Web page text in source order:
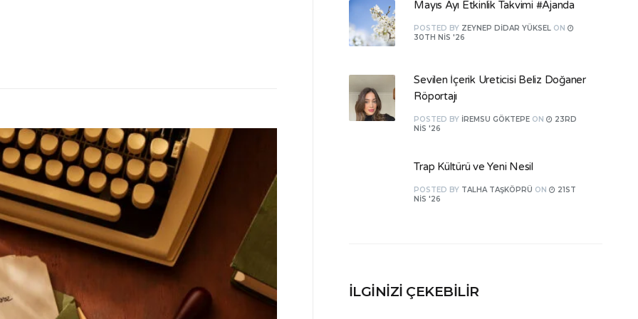
Mayıs Ayı Etkinlik Takvimi #Ajanda
POSTED BY ZEYNEP DIDAR YÜKSEL ON
30TH NIS '26
Sevilen İçerik Üreticisi Beliz Doğaner
Röportajı
POSTED BY İREMSU GÖKTEPE ON
23RD
NIS '26
Trap Kültürü ve Yeni Nesil
POSTED BY TALHA TAŞKÖPRÜ ON
21ST
NIS '26
İLGINIZI ÇEKEBILIR